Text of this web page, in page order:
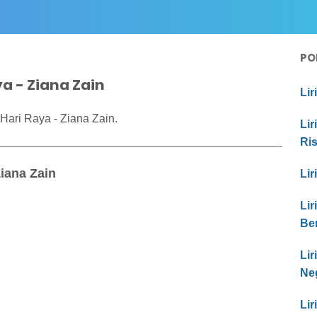
- Ziana Zain
Raya - Ziana Zain.
Zain